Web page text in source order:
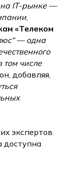
на IT-рынке —
,
«Телеком
— одна
том числе
добавляя,
экспертов
доступна